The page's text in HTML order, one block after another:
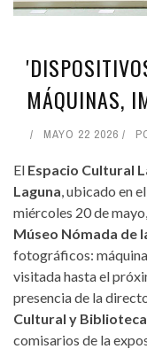
MÁQUINAS,
MAYO 22 2026
El Espacio Cultural
Laguna , ubicado en
miércoles 20 de
Múseo Nómada de
fotográficos:
visitada hasta el
presencia de la
Cultural y Biblioteca
comisarios de la